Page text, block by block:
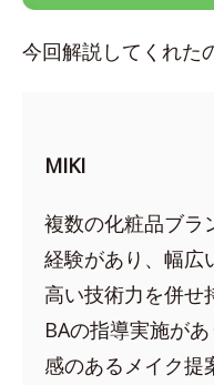
今回解説してくれた
MIKI
複数の化粧品ブラ
経験があり、幅広
高い技術力を併せ
BAの指導実施が
感のあるメイク提